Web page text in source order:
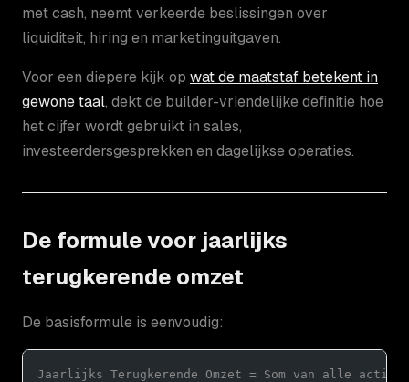
met cash, neemt verkeerde beslissingen over
liquiditeit, hiring en marketinguitgaven.
Voor een diepere kijk op wat de maatstaf betekent in
gewone taal, dekt de builder-vriendelijke definitie hoe
het cijfer wordt gebruikt in sales,
investeerdersgesprekken en dagelijkse operaties.
De formule voor jaarlijks
terugkerende omzet
De basisformule is eenvoudig:
Jaarlijks Terugkerende Omzet = Som van alle actieve